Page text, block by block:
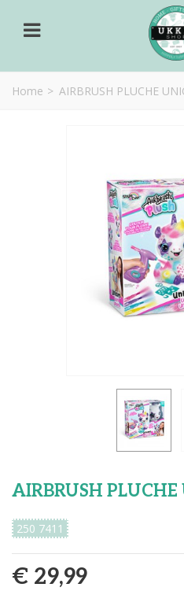
Home > AIRBRUSH PLUCHE
AIRBRUSH
250 7411
€ 29,99